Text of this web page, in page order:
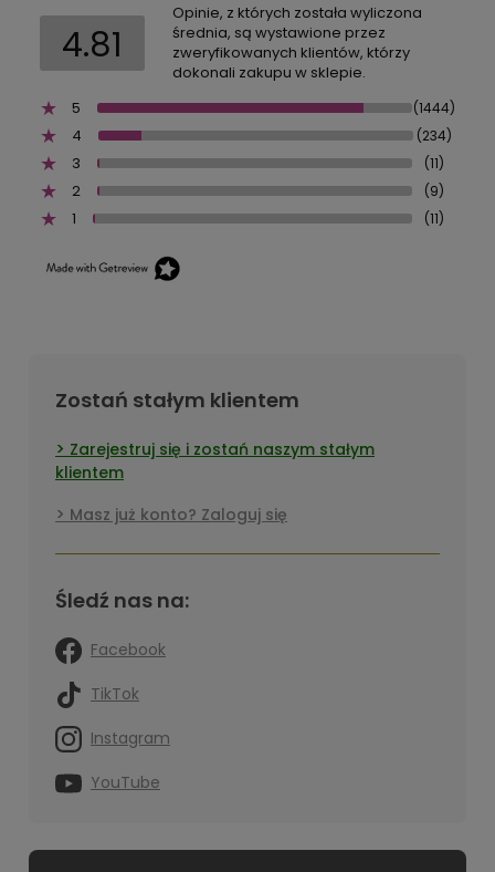
4.81
Opinie, z których została wyliczona
średnia, są wystawione przez
zweryfikowanych klientów, którzy
dokonali zakupu w sklepie.
5
(1444)
4 (234)
3 (11)
2 (9)
1 (11)
Zostań stałym klientem
Zarejestruj się i zostań naszym stałym
klientem
Masz już konto? Zaloguj się
Śledź nas na:
Facebook
TikTok
Instagram
YouTube